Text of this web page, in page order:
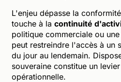
L'enjeu dépasse la
touche à la continuité
politique commerciale ou
peut restreindre l'accès à un
du jour au lendemain.
souveraine constitue un
opérationnelle.